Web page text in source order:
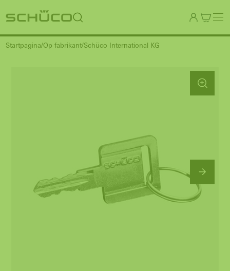
Startpagina Op fabrikant Schüco International KG